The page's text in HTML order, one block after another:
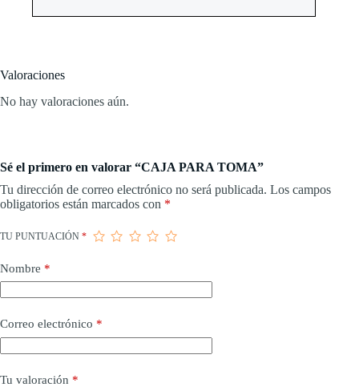
Valoraciones
No hay valoraciones aún.
Sé el primero en valorar “CAJA PARA TOMA”
Tu dirección de correo electrónico no será publicada. Los campos
obligatorios están marcados con *
TU PUNTUACIÓN *
Nombre *
Correo electrónico *
Tu valoración *